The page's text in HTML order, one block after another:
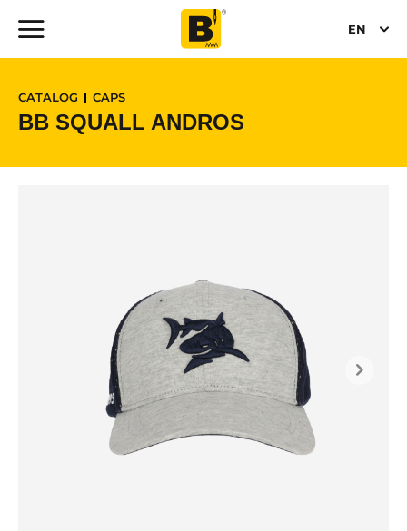
EN
CATALOG CAPS
BB SQUALL ANDROS